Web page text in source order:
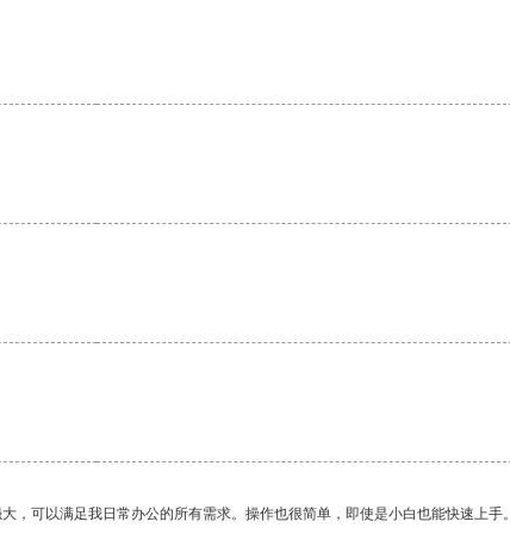
可以满足我日常办公的所有需求。操作也很简单，即使是小白也能快速上手。